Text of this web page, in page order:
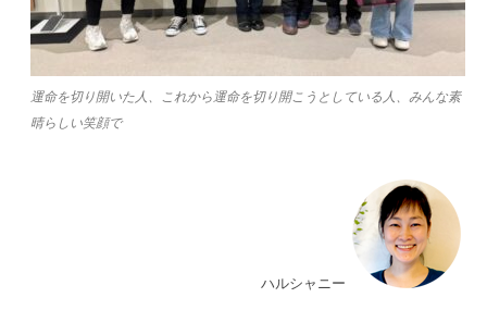
運命を切り開いた人、これから運命を切り開こうとしている人、みんな素
晴らしい笑顔で
ハルシャニー